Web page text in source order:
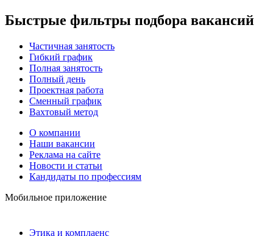
Быстрые фильтры подбора вакансий
Частичная занятость
Гибкий график
Полная занятость
Полный день
Проектная работа
Сменный график
Вахтовый метод
О компании
Наши вакансии
Реклама на сайте
Новости и статьи
Кандидаты по профессиям
Мобильное приложение
Этика и комплаенс